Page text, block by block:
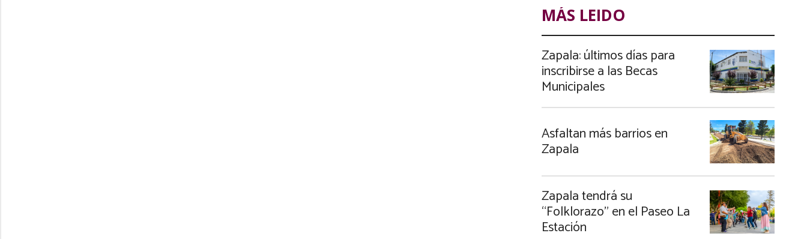
MÁS LEIDO
Zapala: últimos días para
inscribirse a las Becas
Municipales
Asfaltan más barrios en
Zapala
Zapala tendrá su
“Folklorazo” en el Paseo La
Estación